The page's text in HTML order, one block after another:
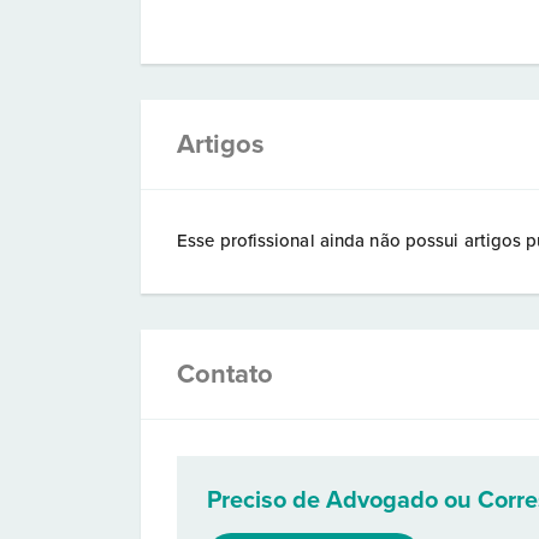
Artigos
Esse profissional ainda não possui artigos
Contato
Preciso de Advogado ou